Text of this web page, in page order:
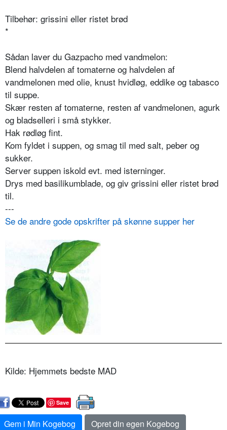
Tilbehør: grissini eller ristet brød
*
Sådan laver du Gazpacho med vandmelon:
Blend halvdelen af tomaterne og halvdelen af
vandmelonen med olie, knust hvidløg, eddike og tabasco
til suppe.
Skær resten af tomaterne, resten af vandmelonen, agurk
og bladselleri i små stykker.
Hak rødløg fint.
Kom fyldet i suppen, og smag til med salt, peber og
sukker.
Server suppen iskold evt. med isterninger.
Drys med basilikumblade, og giv grissini eller ristet brød
til.
---
Se de andre gode opskrifter på skønne supper her
Kilde: Hjemmets bedste MAD
Save
Gem i Min Kogebog
Opret din egen Kogebog